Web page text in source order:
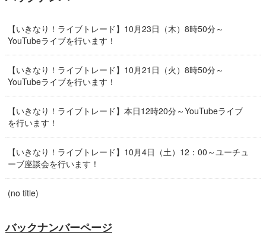
【いきなり！ライブトレード】10月23日（木）8時50分～
YouTubeライブを行います！
【いきなり！ライブトレード】10月21日（火）8時50分～
YouTubeライブを行います！
【いきなり！ライブトレード】本日12時20分～YouTubeライブ
を行います！
【いきなり！ライブトレード】10月4日（土）12：00～ユーチュ
ーブ座談会を行います！
(no title)
バックナンバーページ